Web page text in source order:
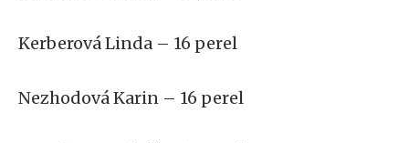
Kerberová Linda – 16 perel
Nezhodová Karin – 16 perel